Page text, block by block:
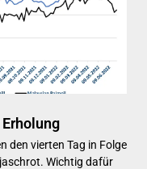
den vierten Tag in Folge
Wichtig dafür